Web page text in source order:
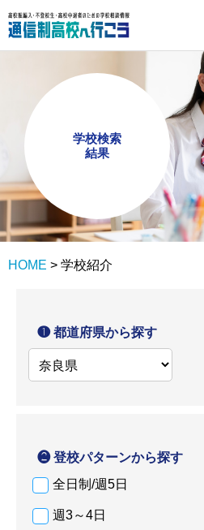
学校検索
結果
HOME > 学校紹介
❶ 都道府県から探す
❷ 登校パターンから探す
全日制/週5日
週3～4日